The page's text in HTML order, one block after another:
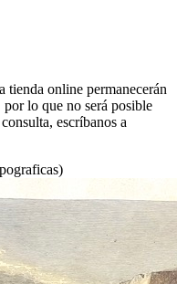
tienda online permanecerán
por lo que no será posible
escríbanos a